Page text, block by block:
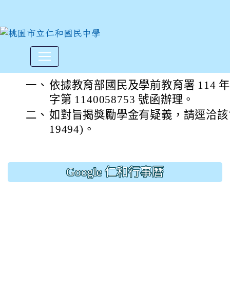
財團法人中華民國心臟病兒
一、 依據教育部國民及學前教育署 114
字第 1140058753 號函辦理。
二、 如對旨揭獎勵學金有疑義，請逕洽
19494)。
Google 仁和行事曆